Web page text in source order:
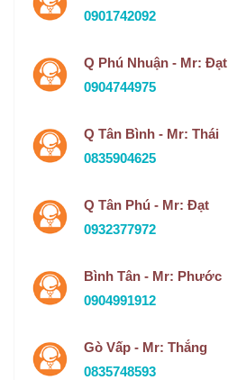
0901742092
Q Phú Nhuận - Mr: Đạt
0904744975
Q Tân Bình - Mr: Thái
0835904625
Q Tân Phú - Mr: Đạt
0932377972
Bình Tân - Mr: Phước
0904991912
Gò Vấp - Mr: Thắng
0835748593